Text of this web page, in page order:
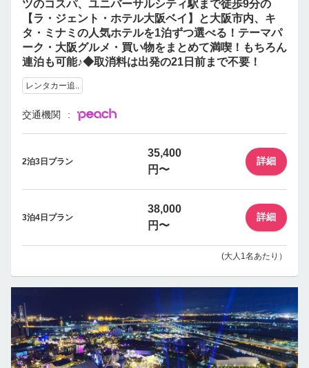
ツのコスパ、ユニバーサルシティ駅まで徒歩9分の
【ラ・ジェント・ホテル大阪ベイ】と大阪市内、キ
タ・ミナミの人気ホテルを1泊ずつ選べる！テーマパ
ーク・大阪グルメ・買い物をまとめて満喫！もちろん
連泊も可能♪◆取消料は出発の21日前まで不要！
レンタカー追..
交通機関
2泊3日プラン
35,400
円〜
詳細
3泊4日プラン
38,000
円〜
詳細
(大人1名あたり）